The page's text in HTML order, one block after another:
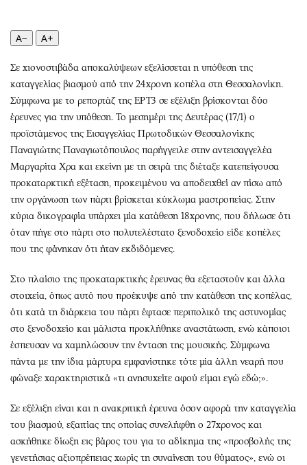
Κόσμος
Παράξενα
Πολιτισμός
Σινεμά
Θέατρο-Χορός
Μουσική
Εικαστικά
Βιβλίο
Χειρόγραφα
Media
Εκπομπές
Wine routes
Podcasts
Uncut
Προσφορές
Προσωπικότητες στην ''Κ''
Επιστολές
A− A+
Σε χιονοστιβάδα αποκαλύψεων εξελίσσεται η υπόθεση της
καταγγελίας βιασμού από την 24χρονη κοπέλα στη Θεσσαλονίκη.
Σύμφωνα με το ρεπορτάζ της ΕΡΤ3 σε εξέλιξη βρίσκονται δύο
έρευνες για την υπόθεση. Το μεσημέρι της Δευτέρας (17/1) ο
προϊστάμενος της Εισαγγελίας Πρωτοδικών Θεσσαλονίκης
Παναγιώτης Παναγιωτόπουλος παρήγγειλε στην αντεισαγγελέα
Μαργαρίτα Χρα και εκείνη με τη σειρά της διέταξε κατεπείγουσα
προκαταρκτική εξέταση, προκειμένου να αποδειχθεί αν πίσω από
την οργάνωση των πάρτι βρίσκεται κύκλωμα μαστροπείας. Στην
κύρια δικογραφία υπάρχει μία κατάθεση 18χρονης, που δήλωσε ότι
όταν πήγε στο πάρτι στο πολυτελέστατο ξενοδοχείο είδε κοπέλες
που της φάνηκαν ότι ήταν εκδιδόμενες.
Στο πλαίσιο της προκαταρκτικής έρευνας θα εξεταστούν και άλλα
στοιχεία, όπως αυτό που προέκυψε από την κατάθεση της κοπέλας,
ότι κατά τη διάρκεια του πάρτι έφτασε περιπολικό της αστυνομίας
στο ξενοδοχείο και μάλιστα προκλήθηκε αναστάτωση, ενώ κάποιοι
έσπευσαν να χαμηλώσουν την ένταση της μουσικής. Σύμφωνα
πάντα με την ίδια μάρτυρα εμφανίστηκε τότε μία άλλη νεαρή που
φώναξε χαρακτηριστικά «τι ανησυχείτε αφού είμαι εγώ εδώ;».
Σε εξέλιξη είναι και η ανακριτική έρευνα όσον αφορά την καταγγελία
του βιασμού, εξαιτίας της οποίας συνελήφθη ο 27χρονος και
ασκήθηκε δίωξη εις βάρος του για το αδίκημα της «προσβολής της
γενετήσιας αξιοπρέπειας χωρίς τη συναίνεση του θύματος», ενώ οι